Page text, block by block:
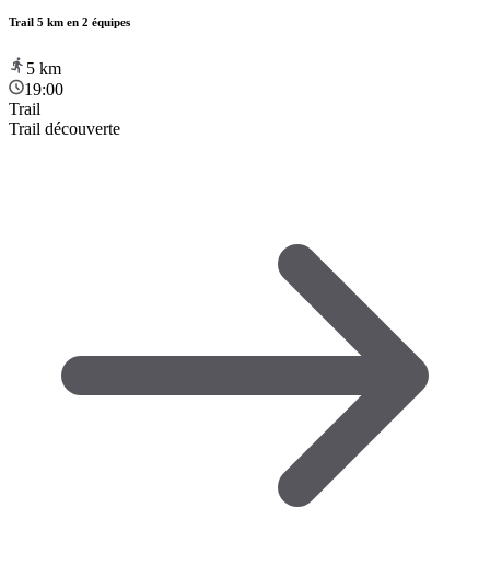
Trail 5 km en 2 équipes
5 km
19:00
Trail
Trail découverte